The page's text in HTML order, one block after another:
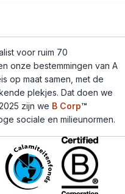
voor ruim 70
onze bestemmingen van A
op maat samen, met de
plekjes. Dat doen we
zijn we B Corp™
sociale en milieunormen.